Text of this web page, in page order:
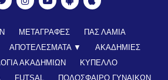
ΜΕΤΑΓΡΑΦΕΣ
ΠΑΣ ΛΑΜΙΑ
ΑΠΟΤΕΛΕΣΜΑΤΑ ▼
ΑΚΑΔΗΜΙΕΣ
ΑΚΑΔΗΜΙΩΝ
ΚΥΠΕΛΛΟ
FUTSAL
ΠΟΔΟΣΦΑΙΡΟ ΓΥΝΑΙΚΩΝ